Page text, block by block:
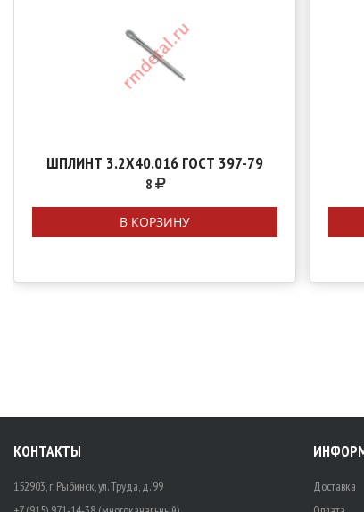
ШПЛИНТ 3.2Х40.016 ГОСТ 397-79
8
В КОРЗИНУ
КОНТАКТЫ
152903, г. Рыбинск, ул. Труда, д. 99
Доставка